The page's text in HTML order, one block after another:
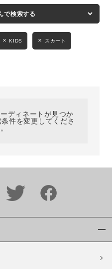
KIDS
で検索する
KIDS スカート
ディネートが見つか
件を変更してくださ